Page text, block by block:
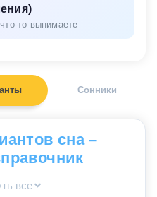
то вынимаете
Сонники
сна –
все